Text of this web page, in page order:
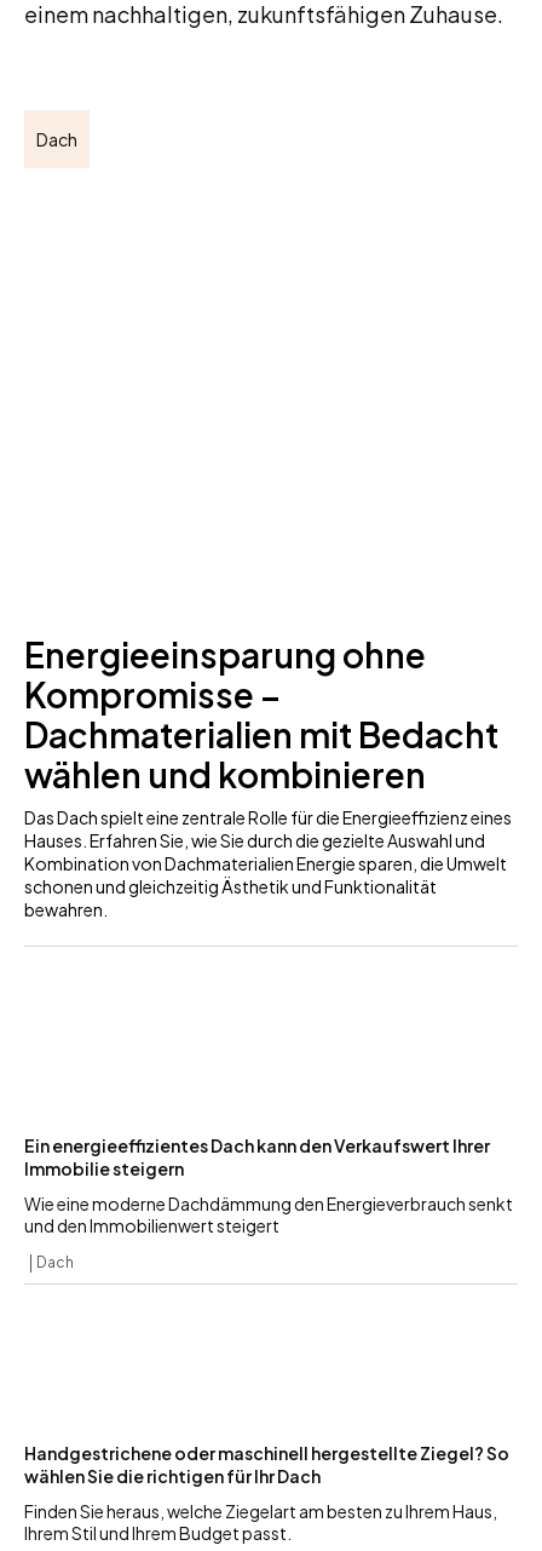
einem nachhaltigen, zukunftsfähigen Zuhause.
Dach
Energieeinsparung ohne
Kompromisse –
Dachmaterialien mit Bedacht
wählen und kombinieren
Das Dach spielt eine zentrale Rolle für die Energieeffizienz eines
Hauses. Erfahren Sie, wie Sie durch die gezielte Auswahl und
Kombination von Dachmaterialien Energie sparen, die Umwelt
schonen und gleichzeitig Ästhetik und Funktionalität
bewahren.
Ein energieeffizientes Dach kann den Verkaufswert Ihrer
Immobilie steigern
Wie eine moderne Dachdämmung den Energieverbrauch senkt
und den Immobilienwert steigert
Dach
Handgestrichene oder maschinell hergestellte Ziegel? So
wählen Sie die richtigen für Ihr Dach
Finden Sie heraus, welche Ziegelart am besten zu Ihrem Haus,
Ihrem Stil und Ihrem Budget passt.